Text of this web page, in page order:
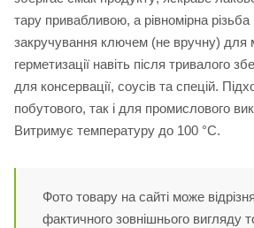
тару привабливою, а рівномірна
закручування ключем (не вручну) для
герметизації навіть після тривалого
для консервації, соусів та спецій.
побутового, так і для промислового
Витримує температуру до 100 °C.
Фото товару на сайті може
фактичного зовнішнього вигляду